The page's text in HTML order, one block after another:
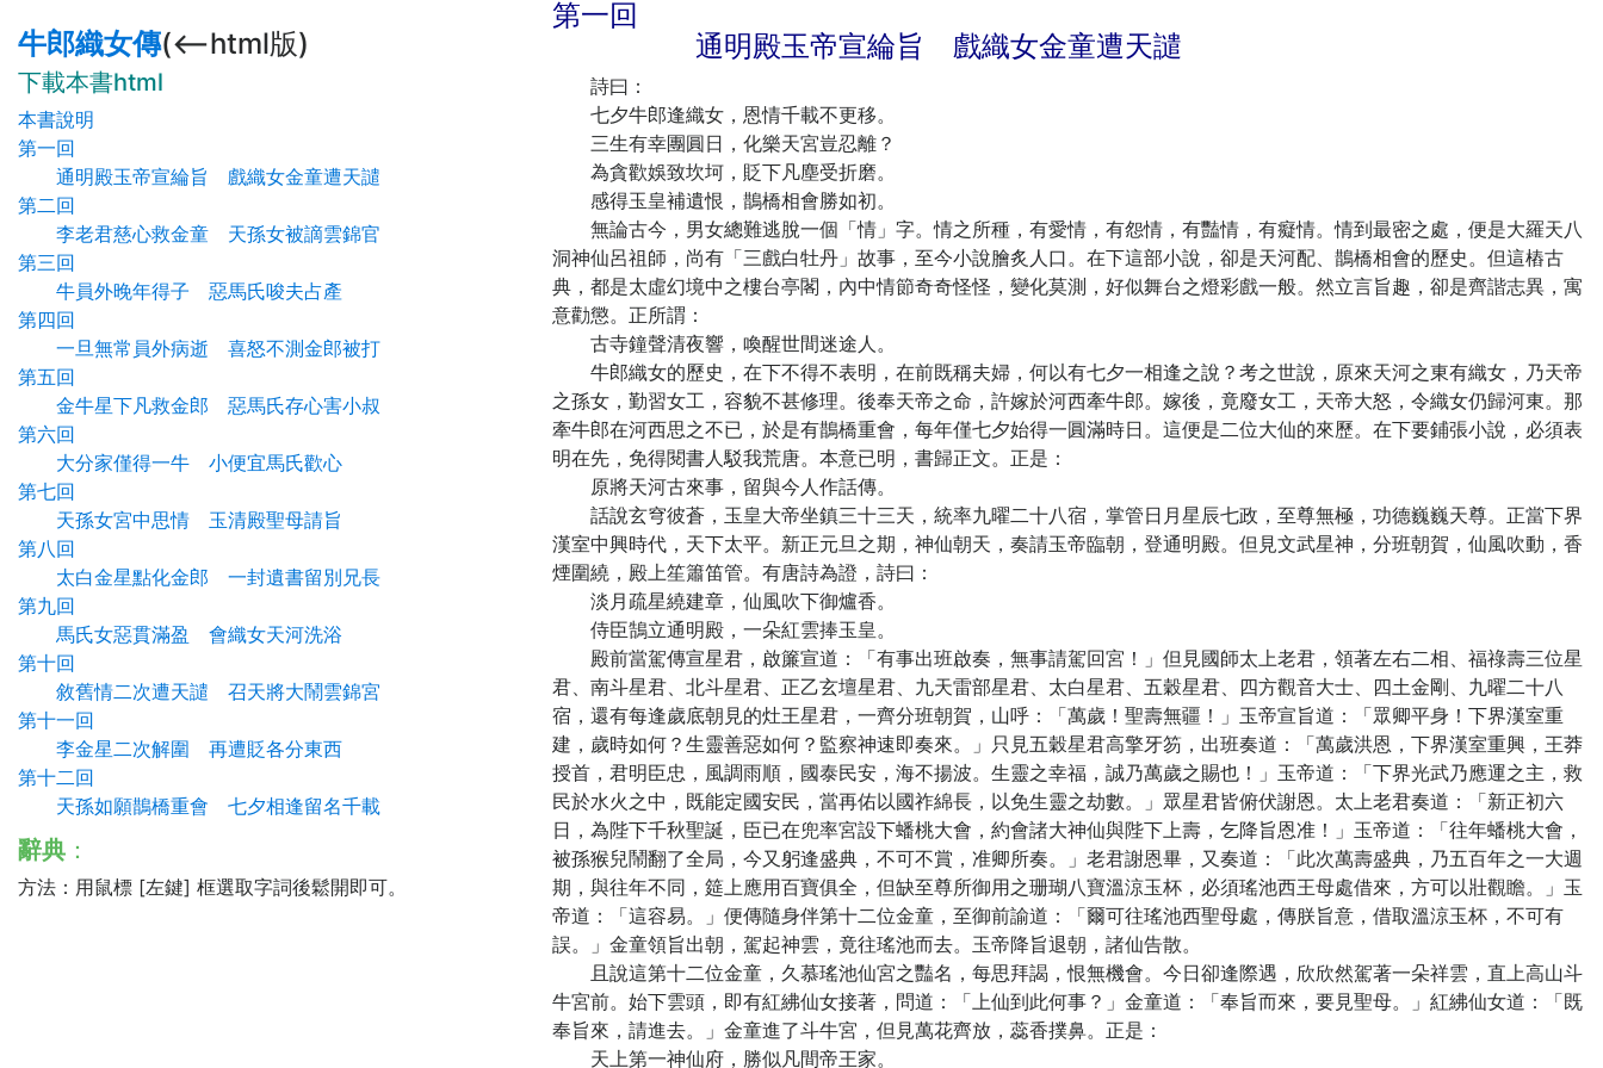
牛郎織女傳(<--html版)
下載本書html
本書說明
第一回
通明殿玉帝宣綸旨 戲織女金童遭天譴
第二回
李老君慈心救金童 天孫女被謫雲錦官
第三回
牛員外晚年得子 惡馬氏唆夫占產
第四回
一旦無常員外病逝 喜怒不測金郎被打
第五回
金牛星下凡救金郎 惡馬氏存心害小叔
第六回
大分家僅得一牛 小便宜馬氏歡心
第七回
天孫女宮中思情 玉清殿聖母請旨
第八回
太白金星點化金郎 一封遺書留別兄長
第九回
馬氏女惡貫滿盈 會織女天河洗浴
第十回
敘舊情二次遭天譴 召天將大鬧雲錦宮
第十一回
李金星二次解圍 再遭貶各分東西
第十二回
天孫如願鵲橋重會 七夕相逢留名千載
辭典 ：
方法：用鼠標 [左鍵] 框選取字詞後鬆開即可。
第一回
通明殿玉帝宣綸旨 戲織女金童遭天譴
詩曰：
七夕牛郎逢織女，恩情千載不更移。
三生有幸團圓日，化樂天宮豈忍離？
為貪歡娛致坎坷，貶下凡塵受折磨。
感得玉皇補遺恨，鵲橋相會勝如初。
無論古今，男女總難逃脫一個「情」字。情之所種，有愛情，有怨情，有豔情，有癡情。情到最密之處，便是大羅天八
洞神仙呂祖師，尚有「三戲白牡丹」故事，至今小說膾炙人口。在下這部小說，卻是天河配、鵲橋相會的歷史。但這樁古
典，都是太虛幻境中之樓台亭閣，內中情節奇奇怪怪，變化莫測，好似舞台之燈彩戲一般。然立言旨趣，卻是齊諧志異，寓
意勸懲。正所謂：
古寺鐘聲清夜響，喚醒世間迷途人。
牛郎織女的歷史，在下不得不表明，在前既稱夫婦，何以有七夕一相逢之說？考之世說，原來天河之東有織女，乃天帝
之孫女，勤習女工，容貌不甚修理。後奉天帝之命，許嫁於河西牽牛郎。嫁後，竟廢女工，天帝大怒，令織女仍歸河東。那
牽牛郎在河西思之不已，於是有鵲橋重會，每年僅七夕始得一圓滿時日。這便是二位大仙的來歷。在下要鋪張小說，必須表
明在先，免得閱書人駁我荒唐。本意已明，書歸正文。正是：
原將天河古來事，留與今人作話傳。
話說玄穹彼蒼，玉皇大帝坐鎮三十三天，統率九曜二十八宿，掌管日月星辰七政，至尊無極，功德巍巍天尊。正當下界
漢室中興時代，天下太平。新正元旦之期，神仙朝天，奏請玉帝臨朝，登通明殿。但見文武星神，分班朝賀，仙風吹動，香
煙圍繞，殿上笙簫笛管。有唐詩為證，詩曰：
淡月疏星繞建章，仙風吹下御爐香。
侍臣鵠立通明殿，一朵紅雲捧玉皇。
殿前當駕傳宣星君，啟簾宣道：「有事出班啟奏，無事請駕回宮！」但見國師太上老君，領著左右二相、福祿壽三位星
君、南斗星君、北斗星君、正乙玄壇星君、九天雷部星君、太白星君、五穀星君、四方觀音大士、四土金剛、九曜二十八
宿，還有每逢歲底朝見的灶王星君，一齊分班朝賀，山呼：「萬歲！聖壽無疆！」玉帝宣旨道：「眾卿平身！下界漢室重
建，歲時如何？生靈善惡如何？監察神速即奏來。」只見五穀星君高擎牙笏，出班奏道：「萬歲洪恩，下界漢室重興，王莽
授首，君明臣忠，風調雨順，國泰民安，海不揚波。生靈之幸福，誠乃萬歲之賜也！」玉帝道：「下界光武乃應運之主，救
民於水火之中，既能定國安民，當再佑以國祚綿長，以免生靈之劫數。」眾星君皆俯伏謝恩。太上老君奏道：「新正初六
日，為陛下千秋聖誕，臣已在兜率宮設下蟠桃大會，約會諸大神仙與陛下上壽，乞降旨恩准！」玉帝道：「往年蟠桃大會，
被孫猴兒鬧翻了全局，今又躬逢盛典，不可不賞，准卿所奏。」老君謝恩畢，又奏道：「此次萬壽盛典，乃五百年之一大週
期，與往年不同，筵上應用百寶俱全，但缺至尊所御用之珊瑚八寶溫涼玉杯，必須瑤池西王母處借來，方可以壯觀瞻。」玉
帝道：「這容易。」便傳隨身伴第十二位金童，至御前諭道：「爾可往瑤池西聖母處，傳朕旨意，借取溫涼玉杯，不可有
誤。」金童領旨出朝，駕起神雲，竟往瑤池而去。玉帝降旨退朝，諸仙告散。
且說這第十二位金童，久慕瑤池仙宮之豔名，每思拜謁，恨無機會。今日卻逢際遇，欣欣然駕著一朵祥雲，直上高山斗
牛宮前。始下雲頭，即有紅紼仙女接著，問道：「上仙到此何事？」金童道：「奉旨而來，要見聖母。」紅紼仙女道：「既
奉旨來，請進去。」金童進了斗牛宮，但見萬花齊放，蕊香撲鼻。正是：
天上第一神仙府，勝似凡間帝王家。